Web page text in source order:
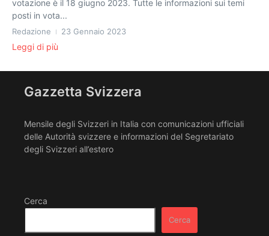
votazione è il 18 giugno 2023. Tutte le informazioni sui temi
posti in vota...
Redazione 23 Gennaio 2023
Leggi di più
Gazzetta Svizzera
Mensile degli Svizzeri in Italia con comunicazioni ufficiali
delle Autorità svizzere e informazioni del Segretariato
degli Svizzeri all’estero
Cerca
Cerca